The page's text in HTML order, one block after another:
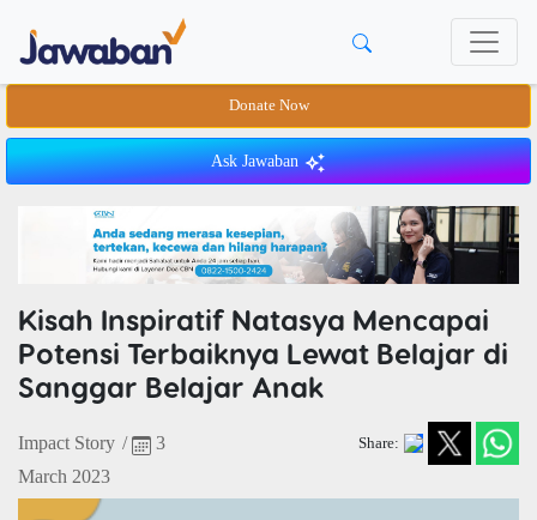
Donate Now
Ask Jawaban
Kisah Inspiratif Natasya Mencapai
Potensi Terbaiknya Lewat Belajar di
Sanggar Belajar Anak
Impact Story /
3
March 2023
Share: